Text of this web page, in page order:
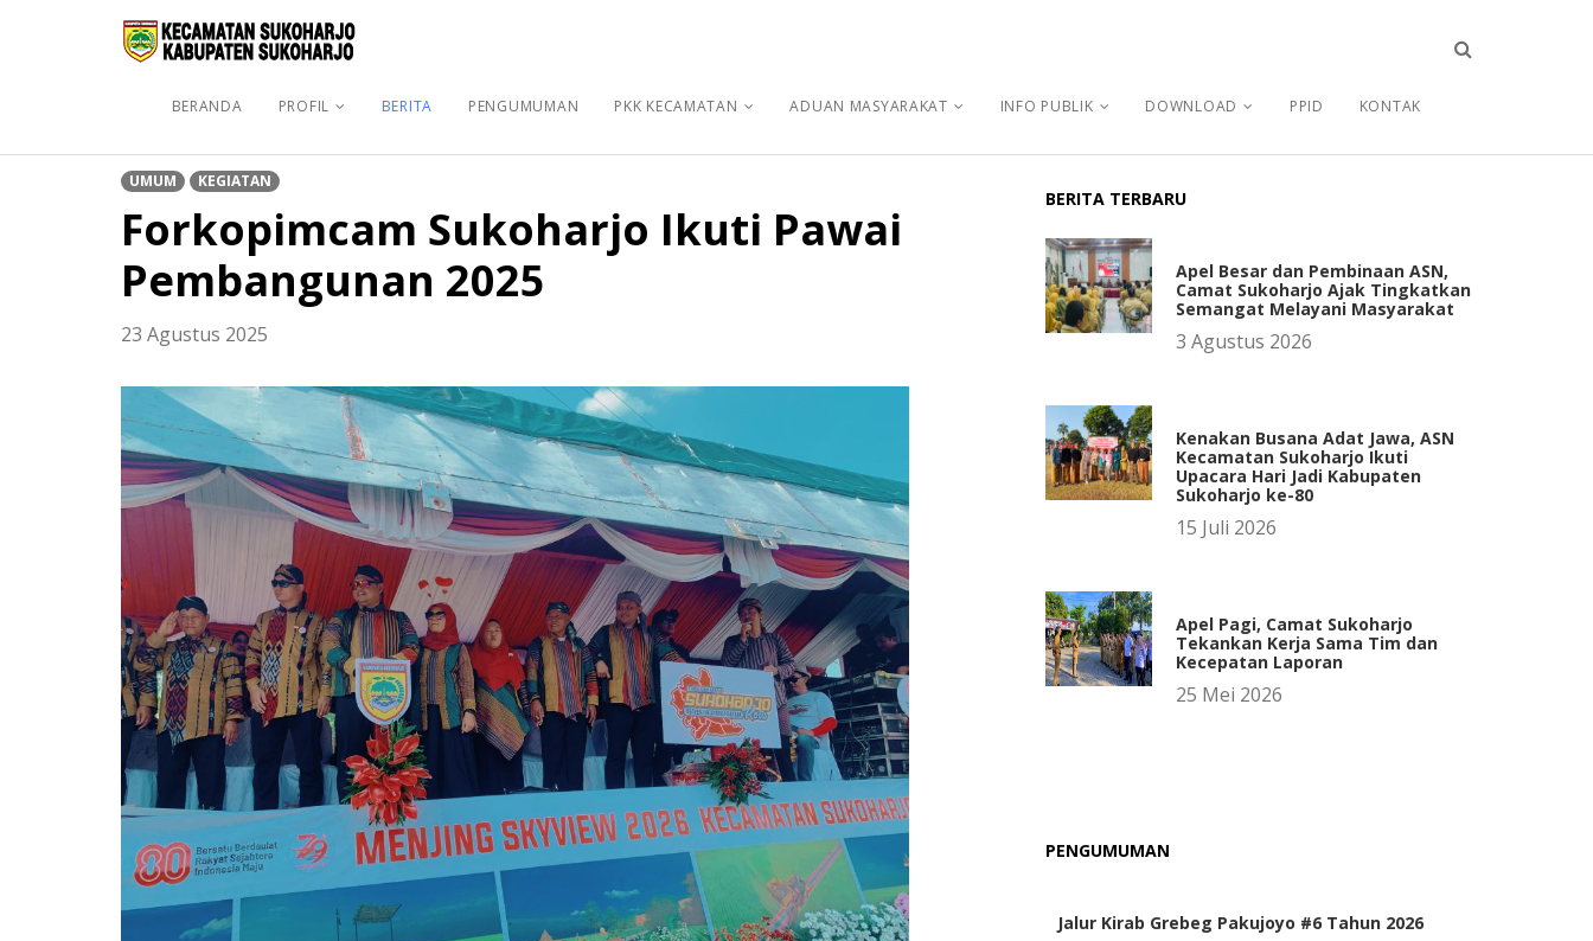
BERANDA PROFIL BERITA PENGUMUMAN PKK KECAMATAN ADUAN MASYARAKAT INFO PUBLIK DOWNLOAD PPID KONTAK
UMUM KEGIATAN
Forkopimcam Sukoharjo Ikuti Pawai
Pembangunan 2025
23 Agustus 2025
BERITA TERBARU
Apel Besar dan Pembinaan ASN,
Camat Sukoharjo Ajak Tingkatkan
Semangat Melayani Masyarakat
3 Agustus 2026
Kenakan Busana Adat Jawa, ASN
Kecamatan Sukoharjo Ikuti
Upacara Hari Jadi Kabupaten
Sukoharjo ke-80
15 Juli 2026
Apel Pagi, Camat Sukoharjo
Tekankan Kerja Sama Tim dan
Kecepatan Laporan
25 Mei 2026
PENGUMUMAN
Jalur Kirab Grebeg Pakujoyo #6 Tahun 2026